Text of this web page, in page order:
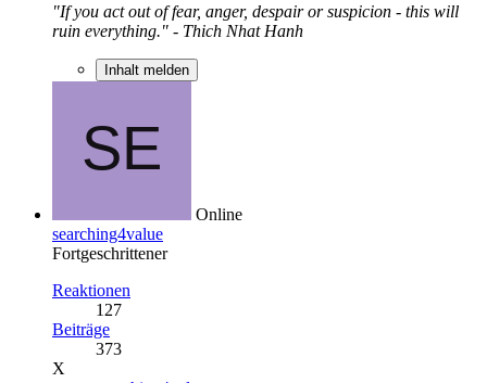
"If you act out of fear, anger, despair or suspicion - this will
ruin everything." - Thich Nhat Hanh
Inhalt melden
Online
searching4value
Fortgeschrittener
Reaktionen
127
Beiträge
373
X